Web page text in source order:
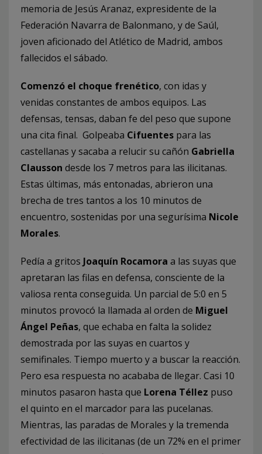
memoria de Jesús Aranaz, expresidente de la
Federación Navarra de Balonmano, y de Saúl,
joven aficionado del Atlético de Madrid, ambos
fallecidos el sábado.
Comenzó el choque frenético, con idas y
venidas constantes de ambos equipos. Las
defensas, tensas, daban fe del peso que supone
una cita final. Golpeaba Cifuentes para las
castellanas y sacaba a relucir su cañón Gabriella
Clausson desde los 7 metros para las ilicitanas.
Estas últimas, más entonadas, abrieron una
brecha de tres tantos a los 10 minutos de
encuentro, sostenidas por una segurísima Nicole
Morales.
Pedía a gritos Joaquín Rocamora a las suyas que
apretaran las filas en defensa, consciente de la
valiosa renta conseguida. Un parcial de 5:0 en 5
minutos provocó la llamada al orden de Miguel
Ángel Peñas, que echaba en falta la solidez
demostrada por las suyas en cuartos y
semifinales. Tiempo muerto y a buscar la reacción.
Pero esa respuesta no acababa de llegar. Casi 10
minutos pasaron hasta que Lorena Téllez puso
el quinto en el marcador para las pucelanas.
Mientras, las paradas de Morales y la tremenda
efectividad de las ilicitanas (de un 72% en el primer